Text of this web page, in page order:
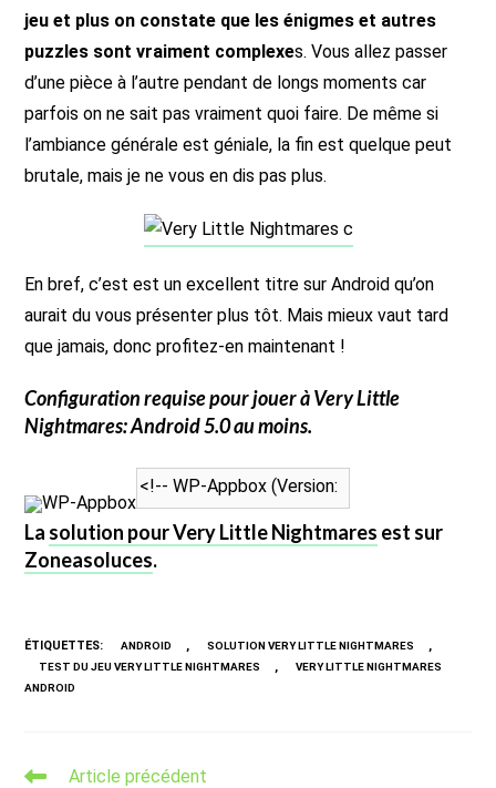
jeu et plus on constate que les énigmes et autres
puzzles sont vraiment complexes. Vous allez passer
d’une pièce à l’autre pendant de longs moments car
parfois on ne sait pas vraiment quoi faire. De même si
l’ambiance générale est géniale, la fin est quelque peut
brutale, mais je ne vous en dis pas plus.
En bref, c’est est un excellent titre sur Android qu’on
aurait du vous présenter plus tôt. Mais mieux vaut tard
que jamais, donc profitez-en maintenant !
Configuration requise pour jouer àVery Little
Nightmares: Android 5.0 au moins.
WP-Appbox
La solution pour Very Little Nightmares est sur
Zoneasoluces.
ÉTIQUETTES: ANDROID , SOLUTION VERY LITTLE NIGHTMARES ,
TEST DU JEU VERY LITTLE NIGHTMARES ,
VERY LITTLE NIGHTMARES
ANDROID
Read
Article précédent